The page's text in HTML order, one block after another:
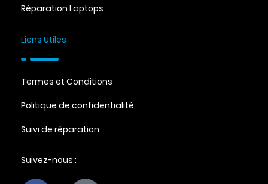
Réparation Laptops
Liens Utiles
Termes et Conditions
Politique de confidentialité
Suivi de réparation
Suivez-nous :